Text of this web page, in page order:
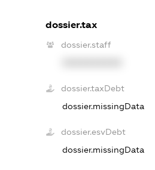
dossier.tax
dossier.staff
dossier.taxDebt
dossier.missingData
dossier.esvDebt
dossier.missingData